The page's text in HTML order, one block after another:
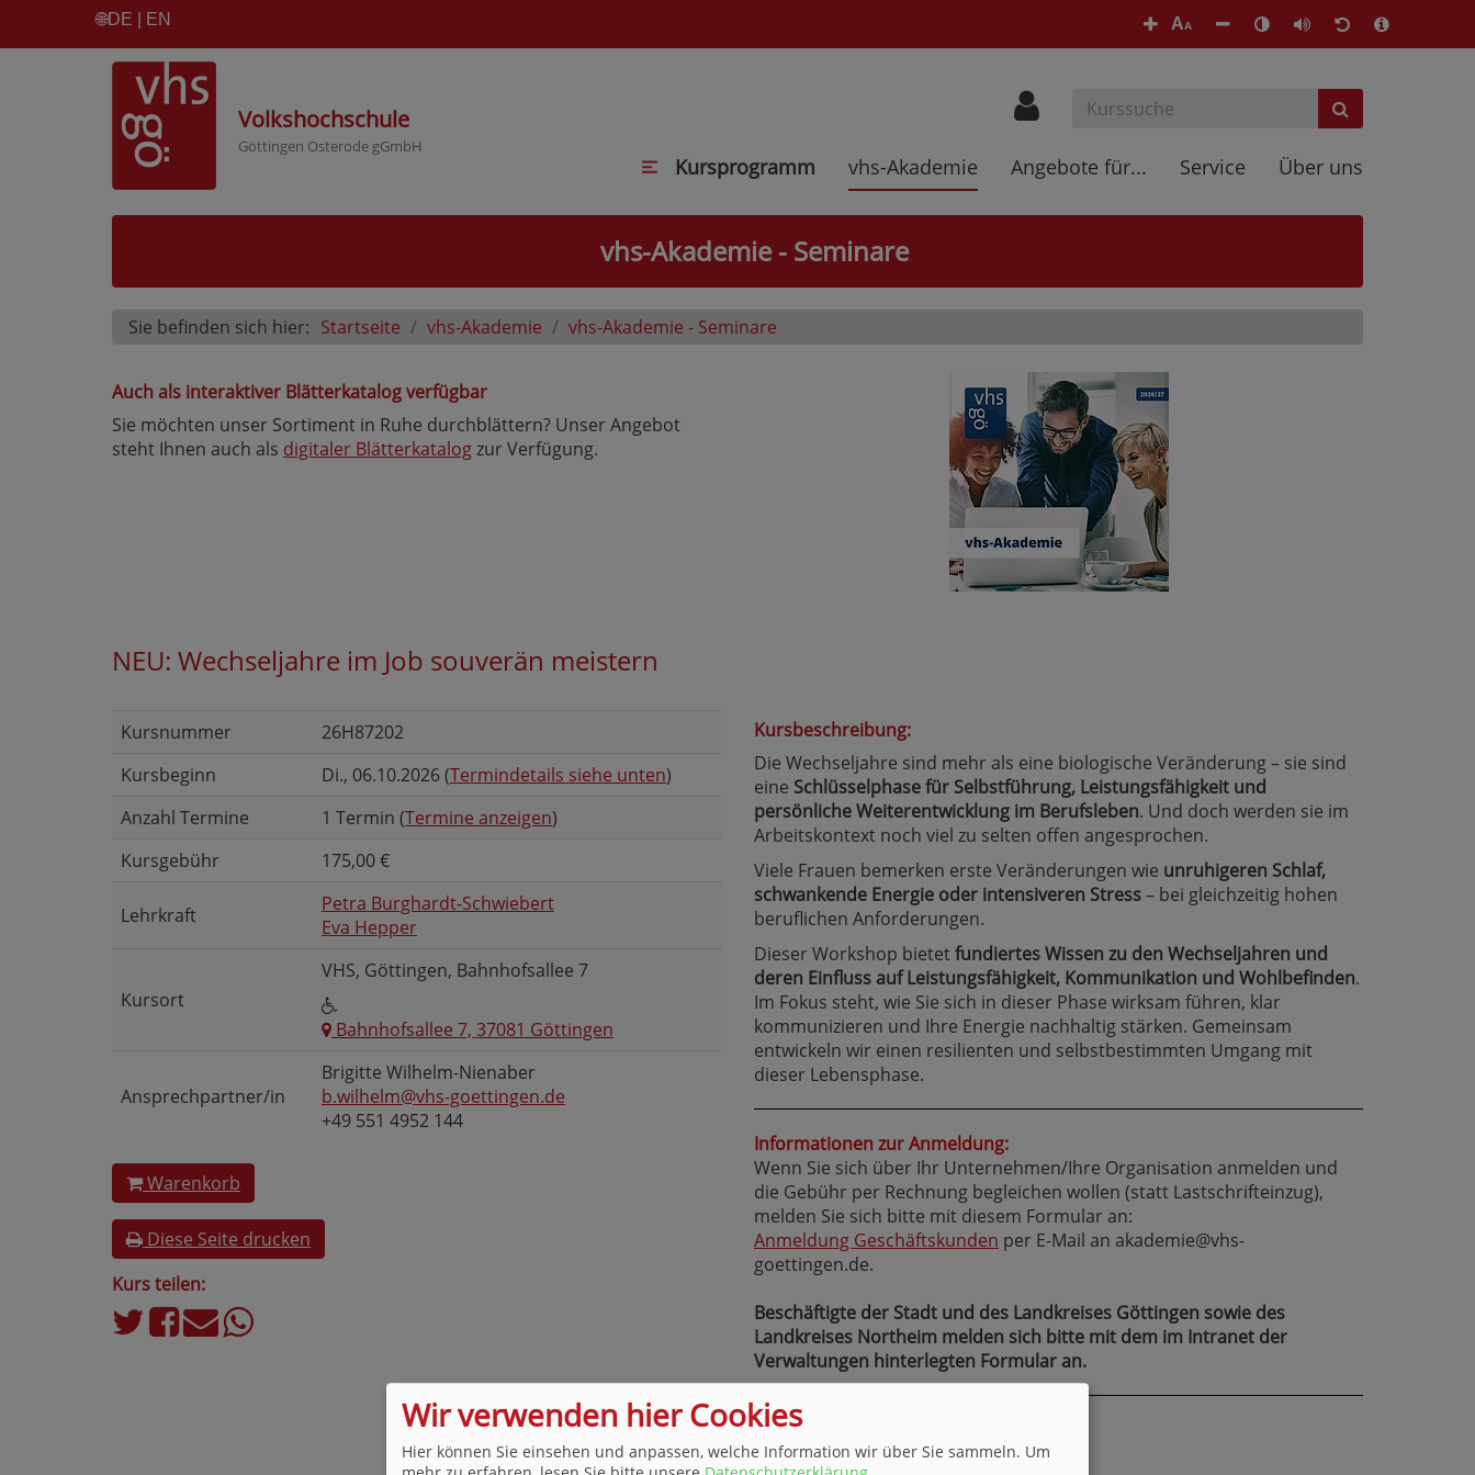
🌐DE | EN AA
Volkshochschule
Göttingen Osterode gGmbH
Kursprogramm vhs-Akademie Angebote für... Service Über uns
vhs-Akademie - Seminare
Sie befinden sich hier: Startseite vhs-Akademie vhs-Akademie - Seminare
Auch als interaktiver Blätterkatalog verfügbar
Sie möchten unser Sortiment in Ruhe durchblättern? Unser Angebot
steht Ihnen auch als digitaler Blätterkatalogzur Verfügung.
NEU: Wechseljahre im Job souverän meistern
Kursnummer
26H87202
Kursbeginn
Di., 06.10.2026 (Termindetails siehe unten)
Anzahl Termine
1 Termin (Termine anzeigen)
Kursgebühr
175,00 €
Lehrkraft
Petra Burghardt-Schwiebert
Eva Hepper
Kursort
VHS, Göttingen, Bahnhofsallee 7
Bahnhofsallee 7, 37081 Göttingen
Ansprechpartner/in
Brigitte Wilhelm-Nienaber
b.wilhelm@vhs-goettingen.de
+49 551 4952 144
Warenkorb
Diese Seite drucken
Kurs teilen:
Kursbeschreibung:
Die Wechseljahre sind mehr als eine biologische Veränderung – sie sind
eine Schlüsselphase für Selbstführung, Leistungsfähigkeit und
persönliche Weiterentwicklung im Berufsleben. Und doch werden sie im
Arbeitskontext noch viel zu selten offen angesprochen.
Viele Frauen bemerken erste Veränderungen wie unruhigeren Schlaf,
schwankende Energie oder intensiveren Stress– bei gleichzeitig hohen
beruflichen Anforderungen.
Dieser Workshop bietetfundiertes Wissen zu den Wechseljahren und
deren Einfluss auf Leistungsfähigkeit, Kommunikation und Wohlbefinden.
Im Fokus steht, wie Sie sich in dieser Phase wirksam führen, klar
kommunizieren und Ihre Energie nachhaltig stärken. Gemeinsam
entwickeln wir einen resilienten und selbstbestimmten Umgang mit
dieser Lebensphase.
Informationen zur Anmeldung:
Wenn Sie sich über Ihr Unternehmen/Ihre Organisation anmelden und
die Gebühr per Rechnung begleichen wollen (statt Lastschrifteinzug),
melden Sie sich bitte mit diesem Formular an:
Anmeldung Geschäftskunden per E-Mail an akademie@vhs-
goettingen.de.
Beschäftigte der Stadt und des Landkreises Göttingen sowie des
Landkreises Northeim melden sich bitte mit dem im Intranet der
Verwaltungen hinterlegten Formular an.
Inhalte
Wir verwenden hier Cookies
Hier können Sie einsehen und anpassen, welche Information wir über Sie sammeln. Um